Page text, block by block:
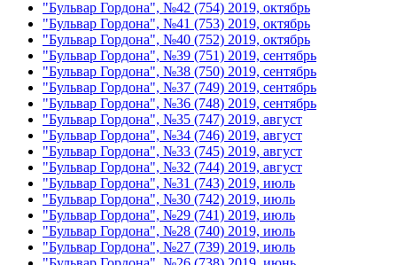
"Бульвар Гордона", №42 (754) 2019, октябрь
"Бульвар Гордона", №41 (753) 2019, октябрь
"Бульвар Гордона", №40 (752) 2019, октябрь
"Бульвар Гордона", №39 (751) 2019, сентябрь
"Бульвар Гордона", №38 (750) 2019, сентябрь
"Бульвар Гордона", №37 (749) 2019, сентябрь
"Бульвар Гордона", №36 (748) 2019, сентябрь
"Бульвар Гордона", №35 (747) 2019, август
"Бульвар Гордона", №34 (746) 2019, август
"Бульвар Гордона", №33 (745) 2019, август
"Бульвар Гордона", №32 (744) 2019, август
"Бульвар Гордона", №31 (743) 2019, июль
"Бульвар Гордона", №30 (742) 2019, июль
"Бульвар Гордона", №29 (741) 2019, июль
"Бульвар Гордона", №28 (740) 2019, июль
"Бульвар Гордона", №27 (739) 2019, июль